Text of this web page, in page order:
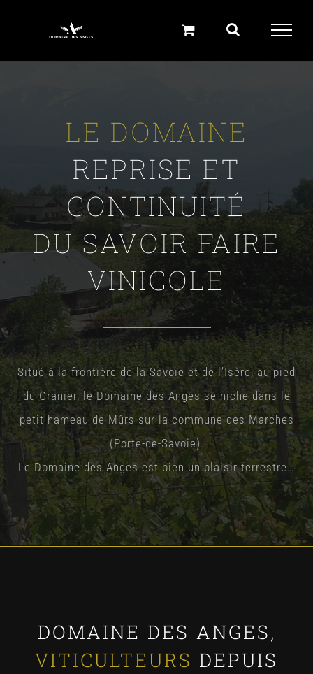
content
LE DOMAINE
REPRISE ET
CONTINUITÉ
DU SAVOIR FAIRE
VINICOLE
Situé à la frontière de la Savoie et de l’Isère, au pied
du Granier, le Domaine des Anges se niche dans le
petit hameau de Mûrs sur la commune des Marches
(Porte-de-Savoie).
Le Domaine des Anges est bien un plaisir terrestre…
DOMAINE DES ANGES,
VITICULTEURS DEPUIS